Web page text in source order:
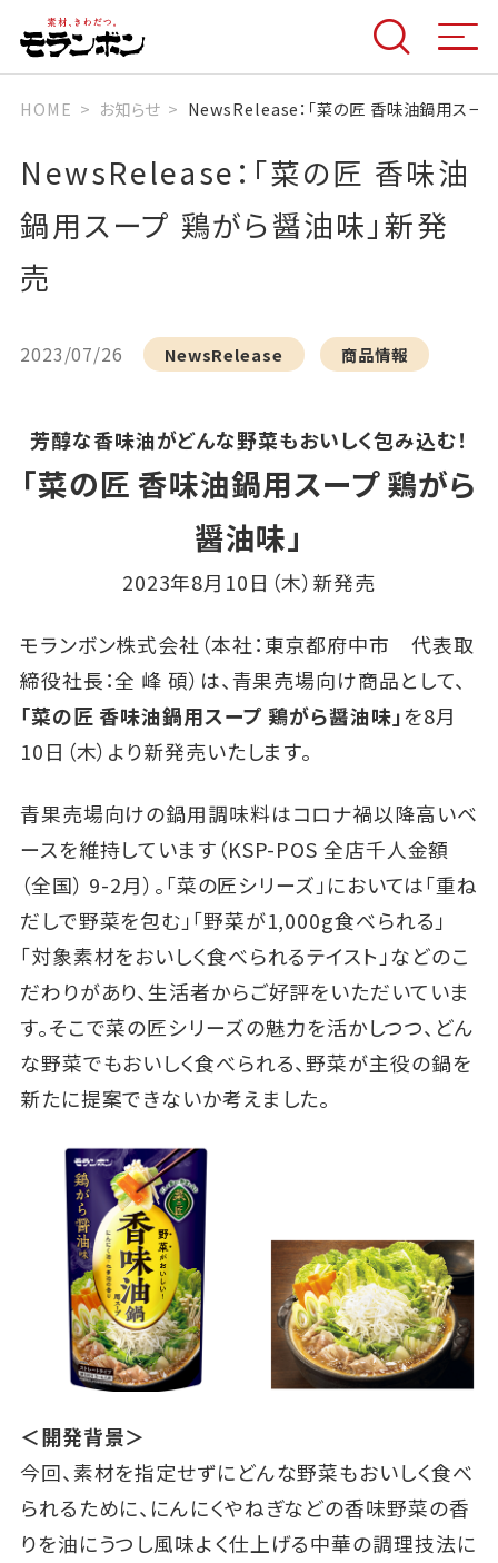
HOME お知らせ NewsRelease：「菜の匠 香味油鍋用スー
NewsRelease：「菜の匠 香味油
鍋用スープ 鶏がら醤油味」新発
売
2023/07/26 NewsRelease 商品情報
芳醇な香味油がどんな野菜もおいしく包み込む！
「菜の匠 香味油鍋用スープ 鶏がら
醤油味」
2023年8月10日（木）新発売
モランボン株式会社（本社：東京都府中市 代表取
締役社長：全 峰 碩）は、青果売場向け商品として、
「菜の匠 香味油鍋用スープ 鶏がら醤油味」を8月
10日（木）より新発売いたします。
青果売場向けの鍋用調味料はコロナ禍以降高いベ
ースを維持しています（KSP-POS 全店千人金額
（全国） 9-2月）。「菜の匠シリーズ」においては「重ね
だしで野菜を包む」「野菜が1,000g食べられる」
「対象素材をおいしく食べられるテイスト」などのこ
だわりがあり、生活者からご好評をいただいていま
す。そこで菜の匠シリーズの魅力を活かしつつ、どん
な野菜でもおいしく食べられる、野菜が主役の鍋を
新たに提案できないか考えました。
＜開発背景＞
今回、素材を指定せずにどんな野菜もおいしく食べ
られるために、にんにくやねぎなどの香味野菜の香
りを油にうつし風味よく仕上げる中華の調理技法に